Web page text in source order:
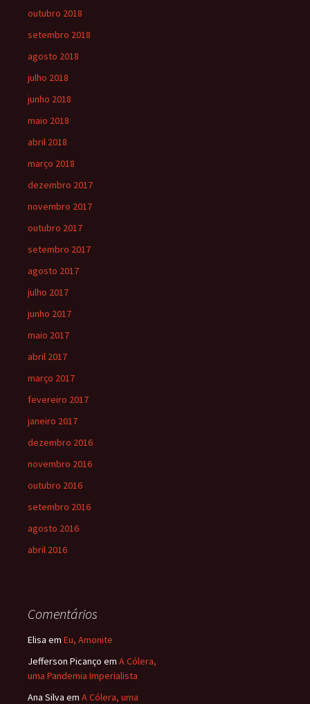
outubro 2018
setembro 2018
agosto 2018
julho 2018
junho 2018
maio 2018
abril 2018
março 2018
dezembro 2017
novembro 2017
outubro 2017
setembro 2017
agosto 2017
julho 2017
junho 2017
maio 2017
abril 2017
março 2017
fevereiro 2017
janeiro 2017
dezembro 2016
novembro 2016
outubro 2016
setembro 2016
agosto 2016
abril 2016
Comentários
Elisa em Eu, Amonite
Jefferson Picanço em A Cólera,
uma Pandemia Imperialista
Ana Silva em A Cólera, uma